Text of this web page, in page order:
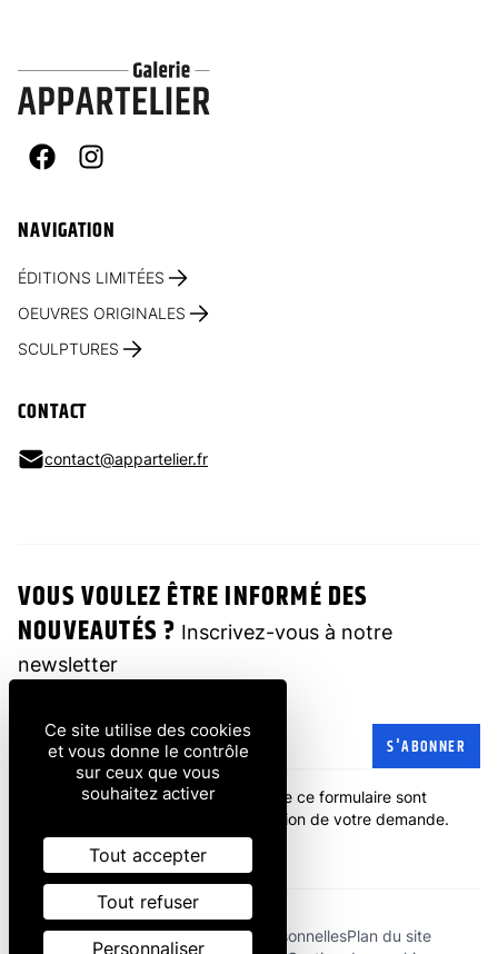
FacebookInstagram
NAVIGATION
ÉDITIONS LIMITÉES
OEUVRES ORIGINALES
SCULPTURES
CONTACT
contact@appartelier.fr
VOUS VOULEZ ÊTRE INFORMÉ DES
NOUVEAUTÉS ? Inscrivez-vous à notre
newsletter
Adresse e-mail S'ABONNER
Les informations recueillies à partir de ce formulaire sont
transmises à l'entreprise pour la gestion de votre demande.
politique de confidentialité.
Mentions légalesDonnées personnellesPlan du site
Ce site utilise des cookies
et vous donne le contrôle
sur ceux que vous
souhaitez activer
Tout accepter
Tout refuser
Personnaliser